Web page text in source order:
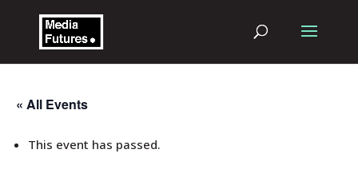
« All Events
This event has passed.